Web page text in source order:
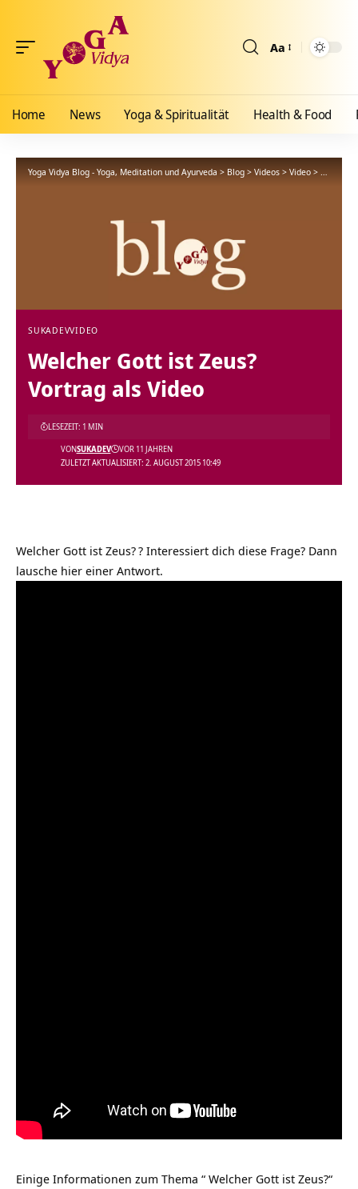
Aa
Home News Yoga & Spiritualität Health & Food
Yoga Vidya Blog - Yoga, Meditation und Ayurveda > Blog > Videos > Video > Welcher
SUKADEVVIDEO
Welcher Gott ist Zeus?
Vortrag als Video
ZULETZT AKTUALISIERT: 2. AUGUST 2015 10:49
VONSUKADEV VOR 11 JAHREN
LESEZEIT: 1 MIN
Welcher Gott ist Zeus?? Interessiert dich diese Frage? Dann
lausche hier einer Antwort.
Einige Informationen zum Thema “ Welcher Gott ist Zeus?“